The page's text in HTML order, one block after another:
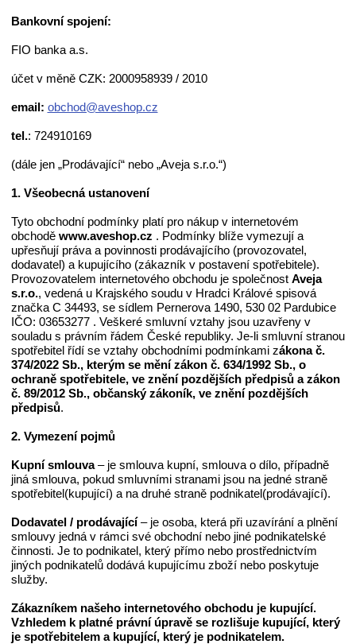
Bankovní spojení:
FIO banka a.s.
účet v měně CZK: 2000958939 / 2010
email: obchod@aveshop.cz
tel.: 724910169
(dále jen „Prodávající“ nebo „Aveja s.r.o.“)
1. Všeobecná ustanovení
Tyto obchodní podmínky platí pro nákup v internetovém
obchoděwww.aveshop.cz . Podmínky blíže vymezují a
upřesňují práva a povinnosti prodávajícího (provozovatel,
dodavatel) a kupujícího (zákazník v postavení spotřebitele).
Provozovatelem internetového obchodu je společnost Aveja
s.r.o., vedená u Krajského soudu v Hradci Králové spisová
značka C 34493, se sídlem Pernerova 1490, 530 02 Pardubice
IČO: 03653277 . Veškeré smluvní vztahy jsou uzavřeny v
souladu s právním řádem České republiky. Je-li smluvní stranou
spotřebitel řídí se vztahy obchodními podmínkami zákona č.
374/2022 Sb., kterým se mění zákon č. 634/1992 Sb., o
ochraně spotřebitele, ve znění pozdějších předpisů a zákon
č. 89/2012 Sb., občanský zákoník, ve znění pozdějších
předpisů.
2. Vymezení pojmů
Kupnísmlouva– je smlouva kupní, smlouva o dílo, případně
jiná smlouva, pokud smluvními stranami jsou na jedné straně
spotřebitel(kupující) a na druhé straně podnikatel(prodávající).
Dodavatel / prodávající– je osoba, která při uzavírání a plnění
smlouvy jedná v rámci své obchodní nebo jiné podnikatelské
činnosti. Je to podnikatel, který přímo nebo prostřednictvím
jiných podnikatelů dodává kupujícímu zboží nebo poskytuje
služby.
Zákazníkem našeho internetového obchodu je kupující.
Vzhledem k platné právní úpravě se rozlišuje kupující, který
je spotřebitelem a kupující, který je podnikatelem.